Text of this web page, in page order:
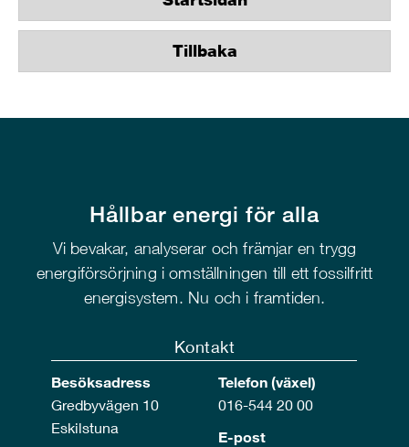
Tillbaka
Hållbar energi för alla
Vi bevakar, analyserar och främjar en trygg
energiförsörjning i omställningen till ett fossilfritt
energisystem. Nu och i framtiden.
Kontakt
Besöksadress
Gredbyvägen 10
Eskilstuna
Telefon (växel)
016-544 20 00
E-post